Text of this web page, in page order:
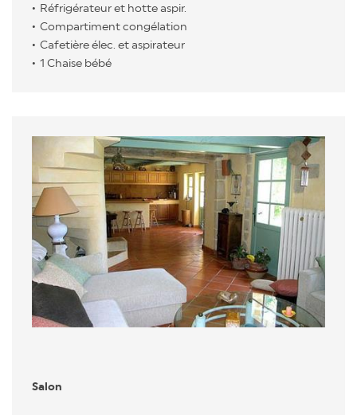
Réfrigérateur et hotte aspir.
Compartiment congélation
Cafetière élec. et aspirateur
1 Chaise bébé
Salon